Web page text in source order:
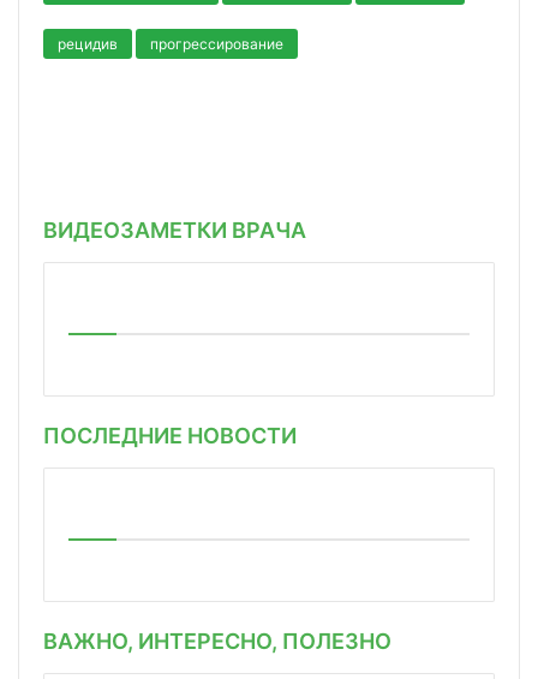
рецидив прогрессирование
ВИДЕОЗАМЕТКИ ВРАЧА
ПОСЛЕДНИЕ НОВОСТИ
ВАЖНО, ИНТЕРЕСНО, ПОЛЕЗНО